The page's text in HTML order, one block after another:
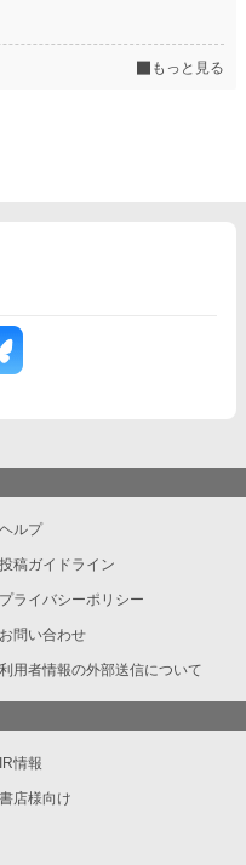
もっと見る
ヘルプ
投稿ガイドライン
プライバシーポリシー
お問い合わせ
利用者情報の外部送信について
IR情報
書店様向け